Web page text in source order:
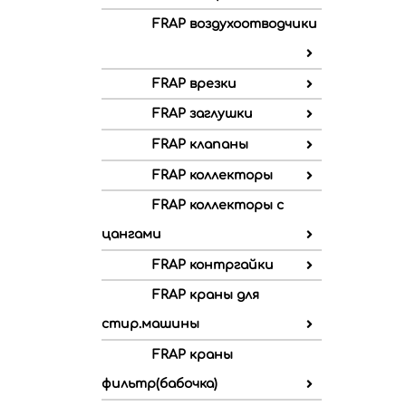
FRAP воздухоотводчики
FRAP врезки
FRAP заглушки
FRAP клапаны
FRAP коллекторы
FRAP коллекторы с
цангами
FRAP контргайки
FRAP краны для
стир.машины
FRAP краны
фильтр(бабочка)